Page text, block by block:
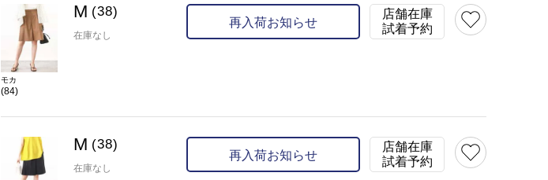
ネイビー(57)
モカ
(84)
M (38)
在庫なし
再入荷お知らせ
店舗在庫
試着予約
M (38)
在庫なし
再入荷お知らせ
店舗在庫
試着予約